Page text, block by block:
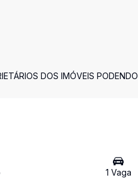
DOS IMÓVEIS PODENDO
1 Vaga